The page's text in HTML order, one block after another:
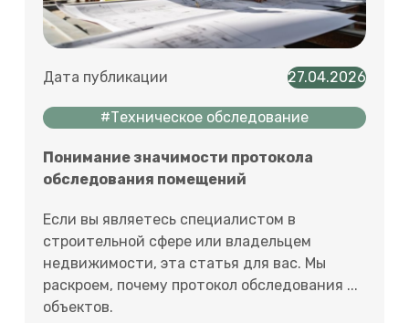
Дата публикации 27.04.2026
#Техническое обследование
Понимание значимости протокола
обследования помещений
Если вы являетесь специалистом в
строительной сфере или владельцем
недвижимости, эта статья для вас. Мы
раскроем, почему протокол обследования ...
объектов.